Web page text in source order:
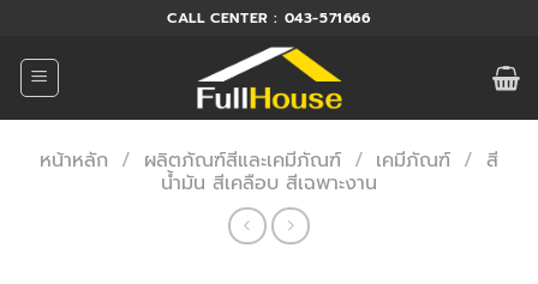
ยัง
เนื้อหา
CALL CENTER : 043-571666
หน้าหลัก / ผลิตภัณฑ์สีและเคมีภัณฑ์ / เคมีภัณฑ์ / สี
น้ำมัน สีเคลือบ สีเฉพาะงาน